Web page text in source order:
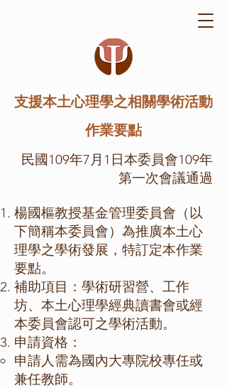
支援本土心理學之相關學術活動
作業要點
民國109年7月1日本委員會109年
第一次會議通過
楊國樞教授基金管理委員會（以
下簡稱本委員會）為推廣本土心
理學之學術發展，特訂定本作業
要點。
補助項目：學術研習營、工作
坊、本土心理學經典讀書會或經
本委員會認可之學術活動。
申請資格：
申請人需為國內大專院校專任或
兼任教師。